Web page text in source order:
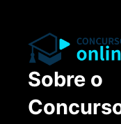
Sobre o